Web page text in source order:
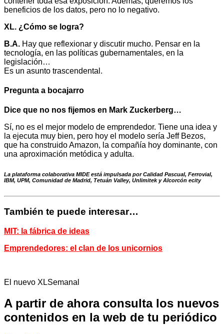
beneficios de los datos, pero no lo negativo.
XL. ¿Cómo se logra?
B.A. Hay que reflexionar y discutir mucho. Pensar en la
tecnología, en las políticas gubernamentales, en la
legislación…
Es un asunto trascendental.
Pregunta a bocajarro
Dice que no nos fijemos en Mark Zuckerberg…
Sí, no es el mejor modelo de emprendedor. Tiene una idea y
la ejecuta muy bien, pero hoy el modelo sería Jeff Bezos,
que ha construido Amazon, la compañía hoy dominante, con
una aproximación metódica y adulta.
La plataforma colaborativa MIDE está impulsada por Calidad Pascual, Ferrovial,
IBM, UPM, Comunidad de Madrid, Tetuán Valley, Unlimitek y Alcorcón ecity
También te puede interesar…
MIT: la fábrica de ideas
Emprendedores: el clan de los unicornios
El nuevo XLSemanal
A partir de ahora consulta los nuevos
contenidos en la web de tu periódico